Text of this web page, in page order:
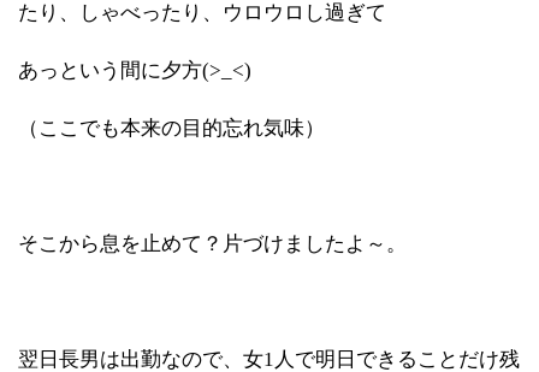
たり、しゃべったり、ウロウロし過ぎて
あっという間に夕方(>_<)
（ここでも本来の目的忘れ気味）
そこから息を止めて？片づけましたよ～。
翌日長男は出勤なので、女1人で明日できることだけ残